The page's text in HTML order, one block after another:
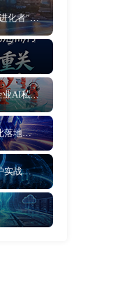
8月21日 进化 乘势而上——2026戴尔科技峰会暨“进化者”论坛
6月30日 企业级用虾:从养到用的必修课——联想企业AI私有化部署方案深度解读
6月26日 软硬协同 生态共生 ——解锁企业AI规模化落地新范式
6月24日 守护数据 韧性增长 ——中小企业数据保护实战研讨会